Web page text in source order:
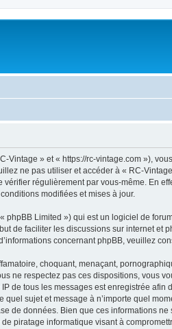
» et « https://rc-vintage.com »),
ne pas utiliser et accéder à « RC-
régulièrement par vous-même. En
modifiées et mises à jour.
Limited ») qui est un logiciel de
de faciliter les discussions sur internet et
concernant phpBB, veuillez
choquant, menaçant,
ne respectez pas ces dispositions, vous
de tous les messages est enregistrée
sujet et message à n’importe quel
de données. Bien que ces informations
piratage informatique visant à